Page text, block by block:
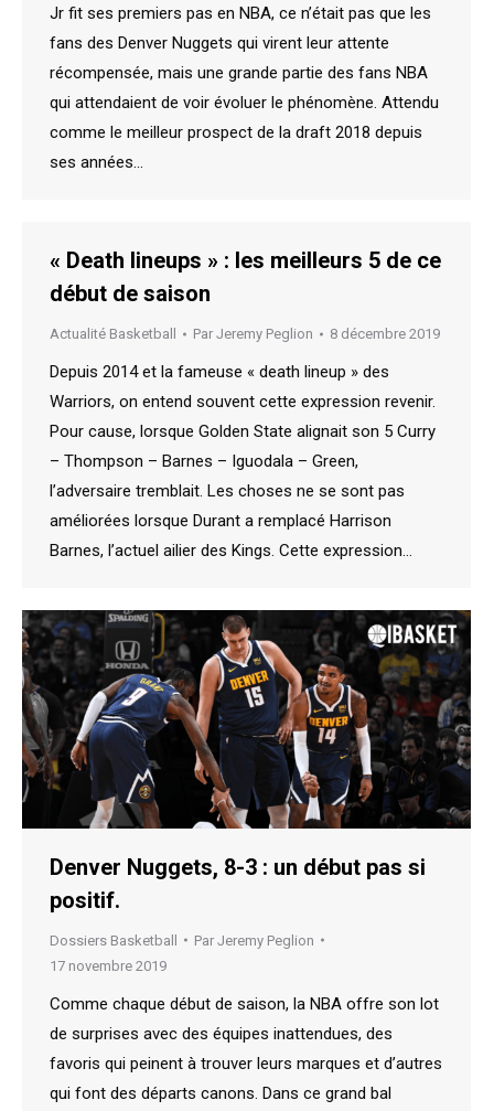
Jr fit ses premiers pas en NBA, ce n’était pas que les
fans des Denver Nuggets qui virent leur attente
récompensée, mais une grande partie des fans NBA
qui attendaient de voir évoluer le phénomène. Attendu
comme le meilleur prospect de la draft 2018 depuis
ses années…
« Death lineups » : les meilleurs 5 de ce
début de saison
Actualité Basketball Par Jeremy Peglion 8 décembre 2019
Depuis 2014 et la fameuse « death lineup » des
Warriors, on entend souvent cette expression revenir.
Pour cause, lorsque Golden State alignait son 5 Curry
– Thompson – Barnes – Iguodala – Green,
l’adversaire tremblait. Les choses ne se sont pas
améliorées lorsque Durant a remplacé Harrison
Barnes, l’actuel ailier des Kings. Cette expression…
Denver Nuggets, 8-3 : un début pas si
positif.
Dossiers Basketball Par Jeremy Peglion
17 novembre 2019
Comme chaque début de saison, la NBA offre son lot
de surprises avec des équipes inattendues, des
favoris qui peinent à trouver leurs marques et d’autres
qui font des départs canons. Dans ce grand bal